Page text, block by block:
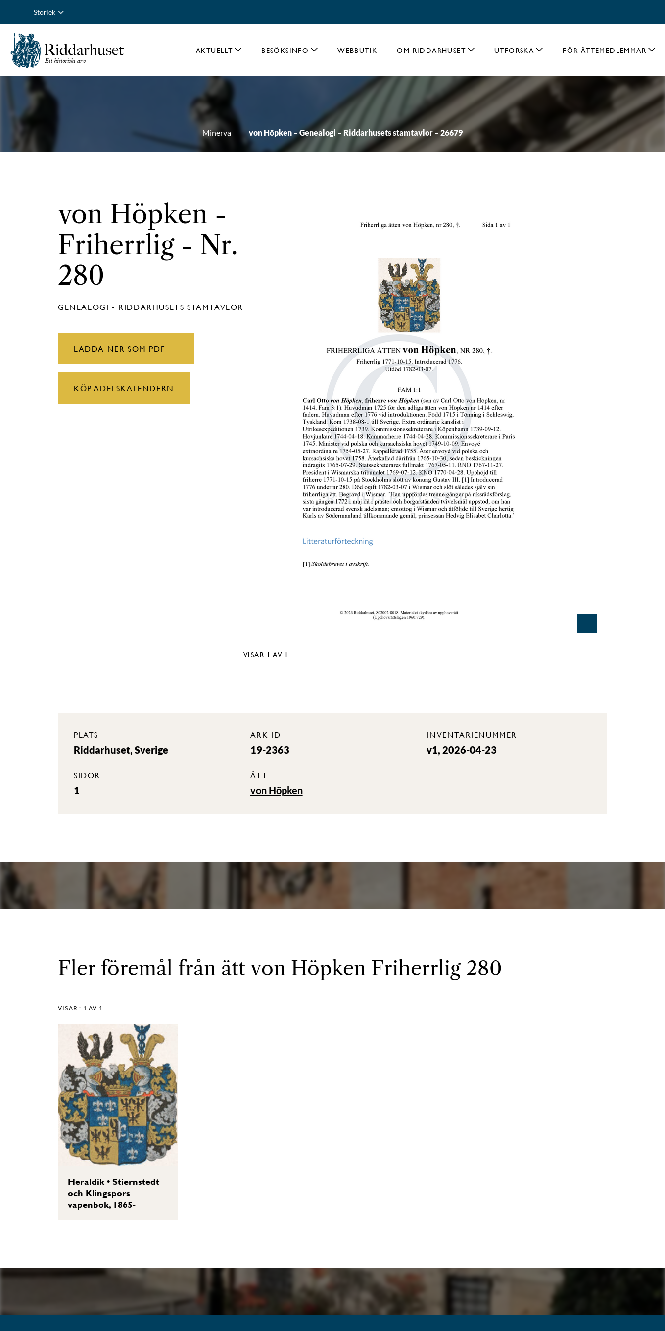
Storlek
AKTUELLT BESÖKSINFO WEBBUTIK OM RIDDARHUSET UTFORSKA FÖR ÄTTEMEDLEMMAR
Minerva von Höpken – Genealogi – Riddarhusets stamtavlor – 26679
von Höpken -
Friherrlig - Nr.
280
GENEALOGI • RIDDARHUSETS STAMTAVLOR
LADDA NER SOM PDF
KÖP ADELSKALENDERN
VISAR 1 AV 1
PLATS
Riddarhuset, Sverige
ARK ID
19-2363
INVENTARIENUMMER
v1, 2026-04-23
SIDOR
1
ÄTT
von Höpken
Fler föremål från ätt von Höpken Friherrlig 280
VISAR : 1 AV 1
Heraldik•Stiernstedt
och Klingspors
vapenbok, 1865-